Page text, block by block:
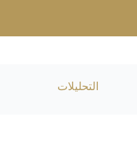
التحليلات